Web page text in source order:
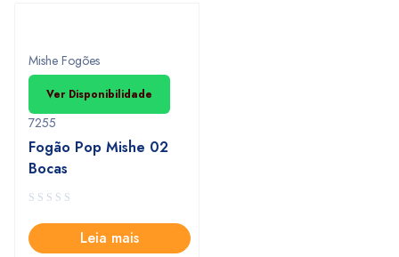
Mishe Fogões
Ver Disponibilidade
7255
Fogão Pop Mishe 02
Bocas
Leia mais